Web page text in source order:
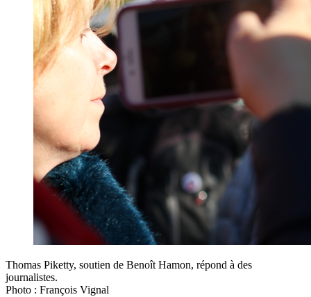
Thomas Piketty, soutien de Benoît Hamon, répond à des
journalistes.
Photo : François Vignal